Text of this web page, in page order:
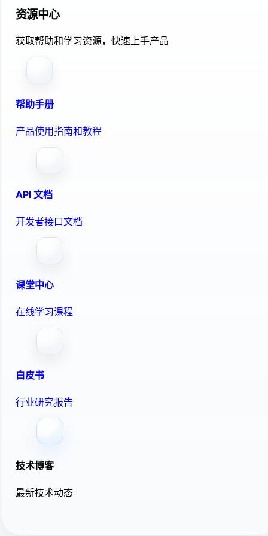
资源中心
获取帮助和学习资源，快速上手产品
帮助手册
产品使用指南和教程
API 文档
开发者接口文档
课堂中心
在线学习课程
白皮书
行业研究报告
技术博客
最新技术动态